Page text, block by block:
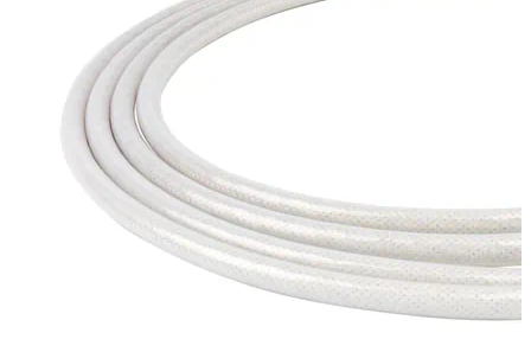
116 Kč